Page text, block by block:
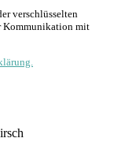
verschlüsselten
Kommunikation mit